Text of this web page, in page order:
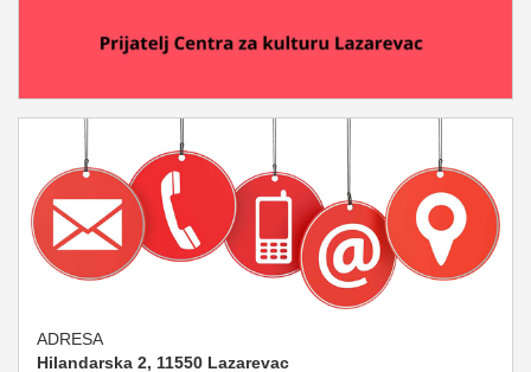
ADRESA
Hilandarska 2, 11550 Lazarevac